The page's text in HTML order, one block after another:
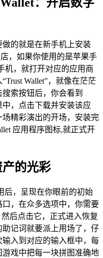
的就是在新手机上安装
，如果你使用的是苹果手
机，就打开对应的应用商
Wallet”，就像在茫茫
索按钮后，你会看到
中，点击下载并安装该应
精彩演出的开场，安装完
应用程序图标,就正式开
的光彩
后，呈现在你眼前的初始
，在众多选项中，你需要
后点击它，正式进入恢复
记词就要派上用场了，仔
入到对应的输入框中，每
戏中把每一块拼图准确地